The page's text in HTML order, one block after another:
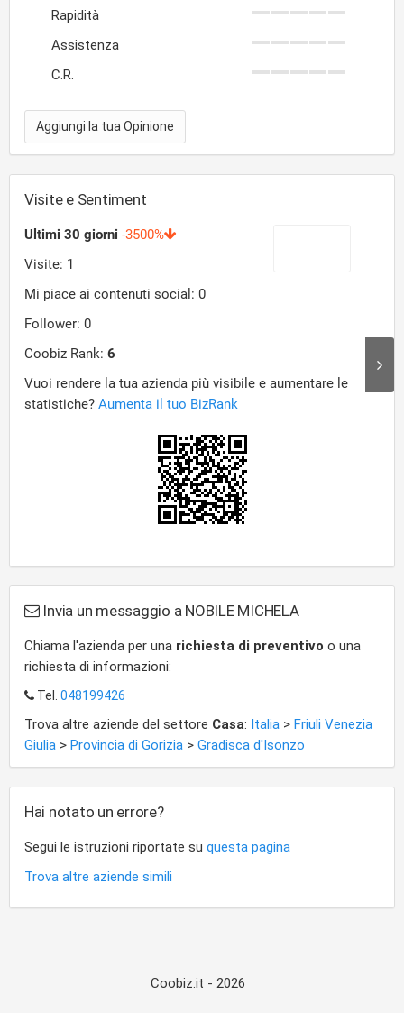
Rapidità
Assistenza
C.R.
Aggiungi la tua Opinione
Visite e Sentiment
Invia un messaggio a NOBILE MICHELA
Chiama l'azienda per una richiesta di preventivo o una
richiesta di informazioni:
Tel. 048199426
Trova altre aziende del settore Casa: Italia > Friuli Venezia
Giulia > Provincia di Gorizia > Gradisca d'Isonzo
Hai notato un errore?
Segui le istruzioni riportate su questa pagina
Trova altre aziende simili
Coobiz.it - 2026